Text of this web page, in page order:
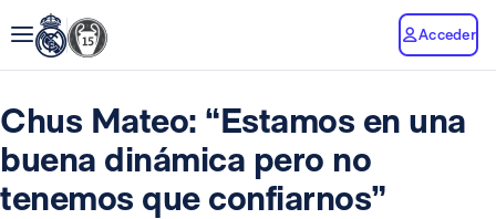
Acceder
Chus Mateo: “Estamos en una
buena dinámica pero no
tenemos que confiarnos”